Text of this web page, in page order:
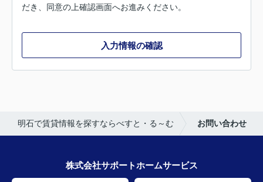
だき、同意の上確認画面へお進みください。
入力情報の確認
明石で賃貸情報を探すならべすと・る～む お問い合わせ
株式会社サポートホームサービス